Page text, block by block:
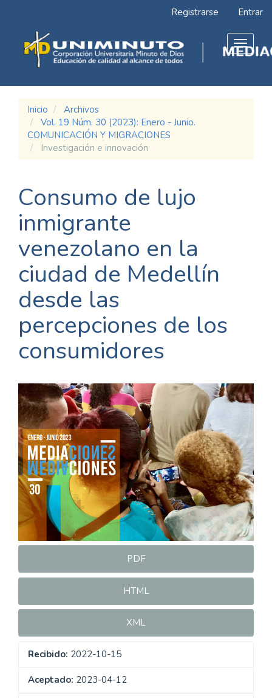
Contenido
principal
Barra
lateral
Registrarse Entrar
Toggle
Inicio
Archivos
Vol. 19 Núm. 30 (2023): Enero - Junio.
COMUNICACIÓN Y MIGRACIONES
Investigación e innovación
Consumo de lujo
inmigrante
venezolano en la
ciudad de Medellín
desde las
percepciones de los
consumidores
Barra
lateral
del
artículo
PDF
HTML
XML
Recibido: 2022-10-15
Aceptado: 2023-04-12